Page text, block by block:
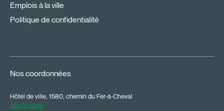
Emplois à la ville
Politique de confidentialité
Nos coordonnées
Hôtel de ville, 1580, chemin du Fer-à-Cheval
Voir la carte